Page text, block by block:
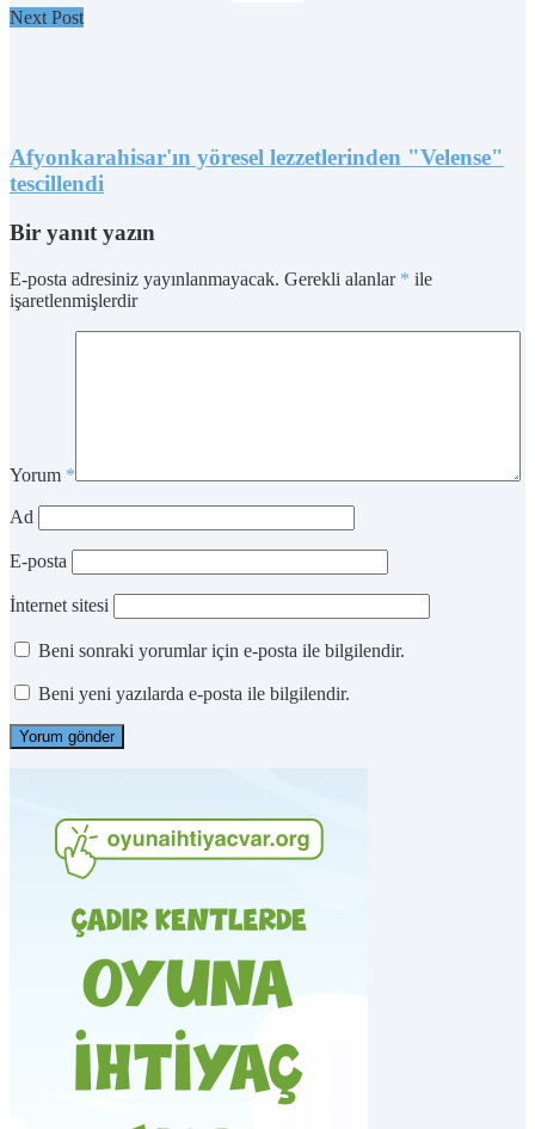
Next Post
Afyonkarahisar'ın yöresel lezzetlerinden "Velense"
tescillendi
Bir yanıt yazın
E-posta adresiniz yayınlanmayacak. Gerekli alanlar * ile
işaretlenmişlerdir
Yorum *
Ad
E-posta
İnternet sitesi
Beni sonraki yorumlar için e-posta ile bilgilendir.
Beni yeni yazılarda e-posta ile bilgilendir.